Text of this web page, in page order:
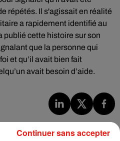
répétés. Il s'agissait en réalité
a rapidement identifié au
publié cette histoire sur son
que la personne qui
et qu’il avait bien fait
avait besoin d’aide.
Continuer sans accepter